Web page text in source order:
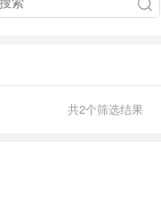
共2个筛选结果